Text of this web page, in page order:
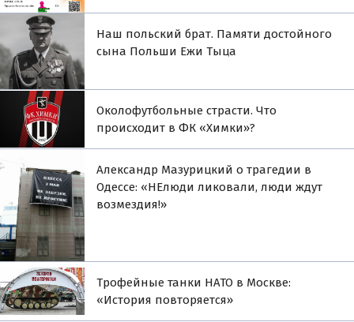
Наш польский брат. Памяти достойного
сына Польши Ежи Тыца
Околофутбольные страсти. Что
происходит в ФК «Химки»?
Александр Мазурицкий о трагедии в
Одессе: «НЕлюди ликовали, люди ждут
возмездия!»
Трофейные танки НАТО в Москве:
«История повторяется»